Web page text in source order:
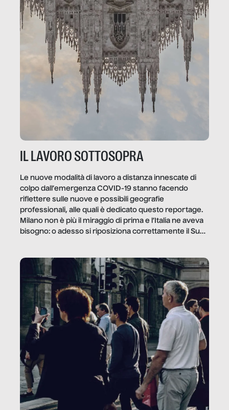
IL LAVORO SOTTOSOPRA
Le nuove modalità di lavoro a distanza innescate di
colpo dall’emergenza COVID-19 stanno facendo
riflettere sulle nuove e possibili geografie
professionali, alle quali è dedicato questo reportage.
Milano non è più il miraggio di prima e l’Italia ne aveva
bisogno: o adesso si riposiziona correttamente il Sud